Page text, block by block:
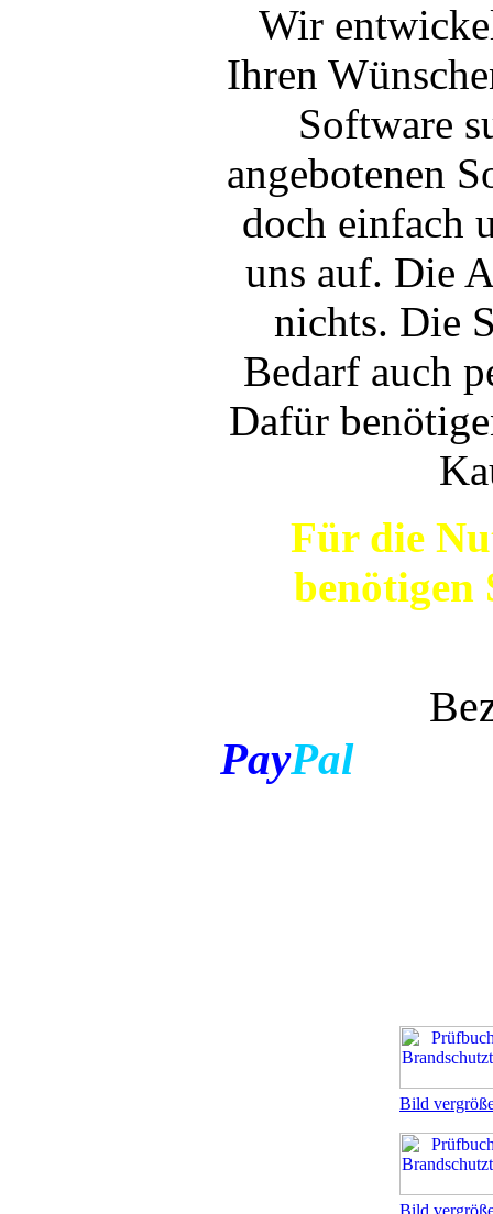
Wir
Ihren
Software
angebotenen
doch einfach
uns auf. Die
nichts. Die
Bedarf auch
Dafür
Für die
benötigen
PayPal
Bild
Bild